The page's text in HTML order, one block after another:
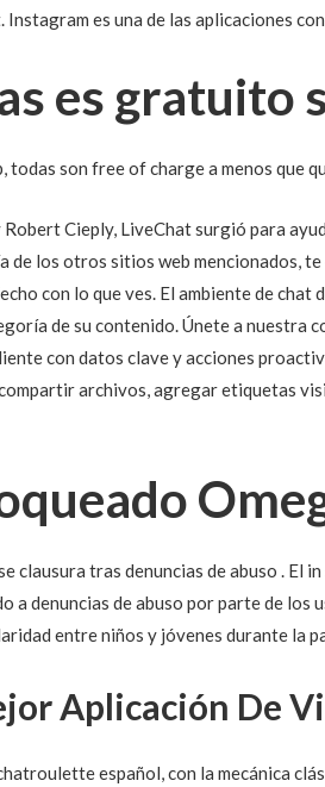
es una de las aplicaciones
es gratuito
todas son free of charge a menos que
Cieply, LiveChat surgió para
de los otros sitios web mencionados,
con lo que ves. El ambiente de chat
de su contenido. Únete a nuestra
con datos clave y acciones
archivos, agregar etiquetas
clausura tras denuncias de abuso . El
a denuncias de abuso por parte de
entre niños y jóvenes durante la
Aplicación De
español, con la mecánica